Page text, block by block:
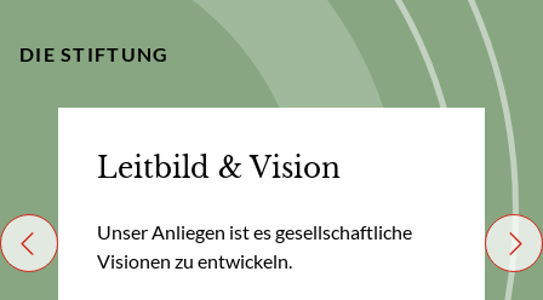
DIE STIFTUNG
Leitbild & Vision
Unser Anliegen ist es gesellschaftliche
Visionen zu entwickeln.
Previous